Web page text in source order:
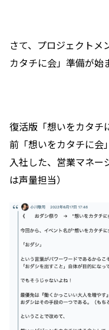
さて、プロジェクトメ
カタチに会」準備が始
復活版「想いをカタチ
前「想いをカタチに会
入社した、営業マネー
は声量担当）